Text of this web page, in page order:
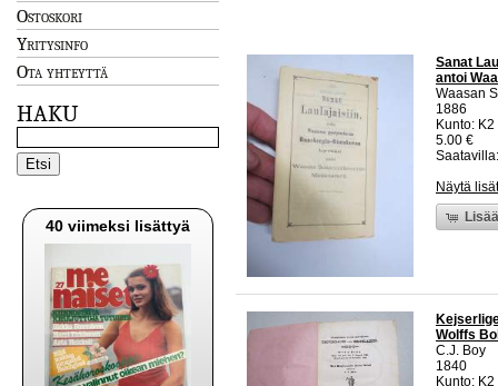
Ostoskori
Yritysinfo
Ota yhteyttä
HAKU
40 viimeksi lisättyä
Sanat
antoi
Waasan
1886
Kunto:
5.00 €
Näytä
Wolffs
C.J. Boy
1840
Kunto: